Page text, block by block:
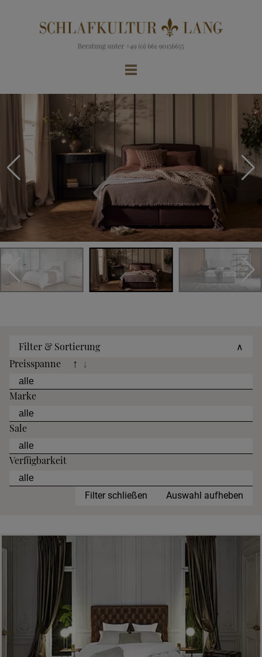
Filter & Sortierung
∧
Preisspanne
↑ ↓
Marke
Sale
Verfügbarkeit
Filter schließen Auswahl aufheben